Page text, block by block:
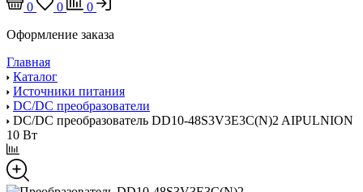
0
0
0
Оформление заказа
Главная
Каталог
Источники питания
DC/DC преобразователи
DC/DC преобразователь DD10-48S3V3E3C(N)2 AIPULNION
10 Вт